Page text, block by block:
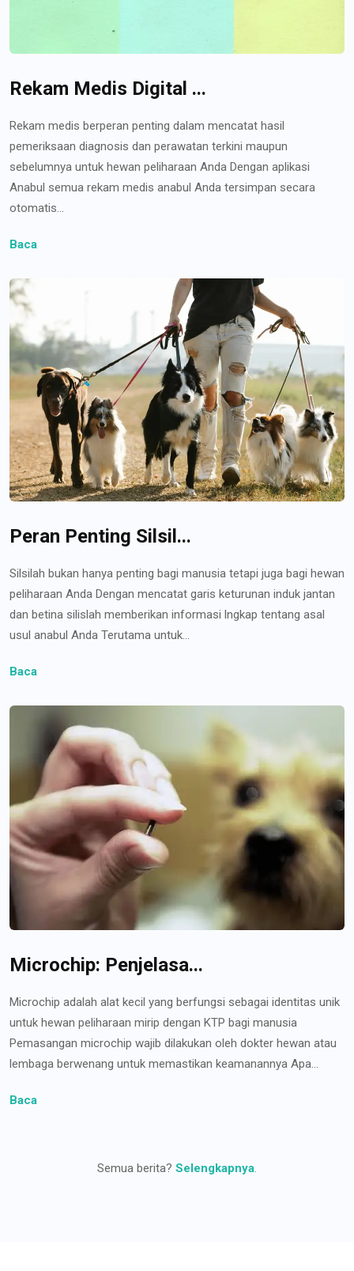
Rekam Medis Digital ...
Rekam medis berperan penting dalam mencatat hasil
pemeriksaan diagnosis dan perawatan terkini maupun
sebelumnya untuk hewan peliharaan Anda Dengan aplikasi
Anabul semua rekam medis anabul Anda tersimpan secara
otomatis...
Baca
Peran Penting Silsil...
Silsilah bukan hanya penting bagi manusia tetapi juga bagi hewan
peliharaan Anda Dengan mencatat garis keturunan induk jantan
dan betina silislah memberikan informasi lngkap tentang asal
usul anabul Anda Terutama untuk...
Baca
Microchip: Penjelasa...
Microchip adalah alat kecil yang berfungsi sebagai identitas unik
untuk hewan peliharaan mirip dengan KTP bagi manusia
Pemasangan microchip wajib dilakukan oleh dokter hewan atau
lembaga berwenang untuk memastikan keamanannya Apa...
Baca
Semua berita? Selengkapnya